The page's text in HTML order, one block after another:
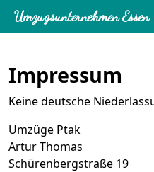
Umzugsunternehmen Essen
Umzugsunternehmen Essen
Impressum
Keine deutsche
Umzüge Ptak
Artur Thomas
Schürenbergstraße 19